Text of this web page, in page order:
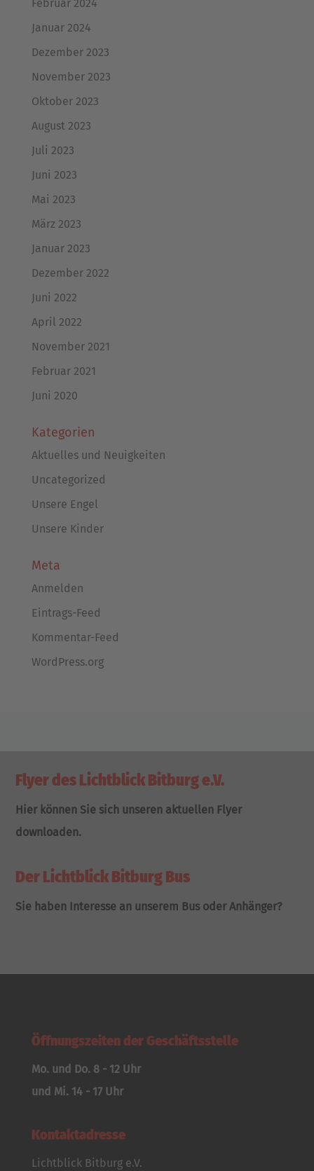
Februar 2024
Januar 2024
Dezember 2023
November 2023
Oktober 2023
August 2023
Juli 2023
Juni 2023
Mai 2023
März 2023
Januar 2023
Dezember 2022
Juni 2022
April 2022
November 2021
Februar 2021
Juni 2020
Kategorien
Aktuelles und Neuigkeiten
Uncategorized
Unsere Engel
Unsere Kinder
Meta
Anmelden
Eintrags-Feed
Kommentar-Feed
WordPress.org
Flyer des Lichtblick Bitburg e.V.
Hier können Sie sich unseren aktuellen Flyer
downloaden.
Der Lichtblick Bitburg Bus
Sie haben Interesse an unserem Bus oder Anhänger?
Öffnungszeiten der Geschäftsstelle
Mo. und Do. 8 - 12 Uhr
und Mi. 14 - 17 Uhr
Kontaktadresse
Lichtblick Bitburg e.V.